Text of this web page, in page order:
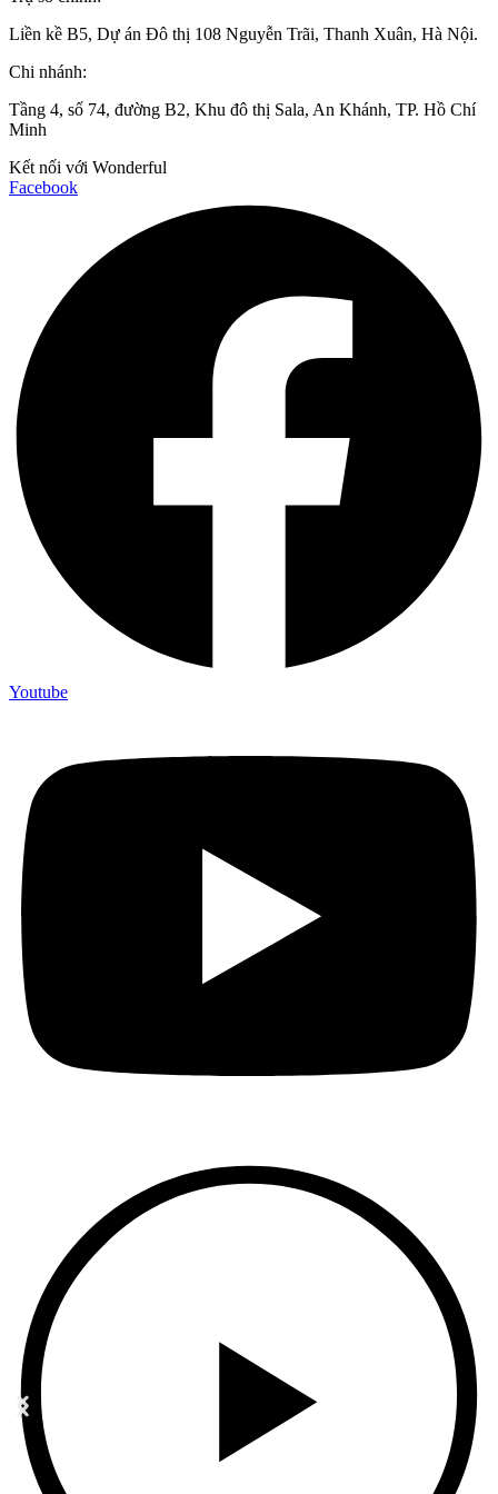
Liền kề B5, Dự án Đô thị 108 Nguyễn Trãi, Thanh Xuân, Hà Nội.
Chi nhánh:
Tầng 4, số 74, đường B2, Khu đô thị Sala, An Khánh, TP. Hồ Chí
Minh
Kết nối với Wonderful
Facebook
Youtube